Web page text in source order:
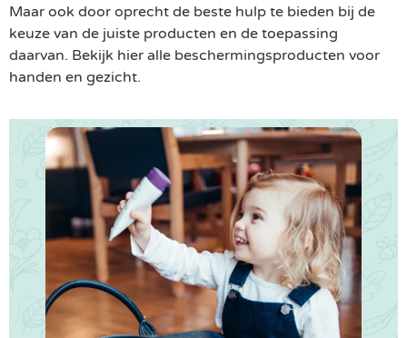
Maar ook door oprecht de beste hulp te bieden bij de
keuze van de juiste producten en de toepassing
daarvan. Bekijk hier alle beschermingsproducten voor
handen en gezicht.